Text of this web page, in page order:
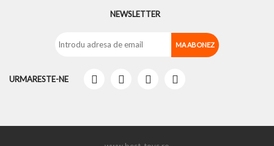
NEWSLETTER
URMARESTE-NE